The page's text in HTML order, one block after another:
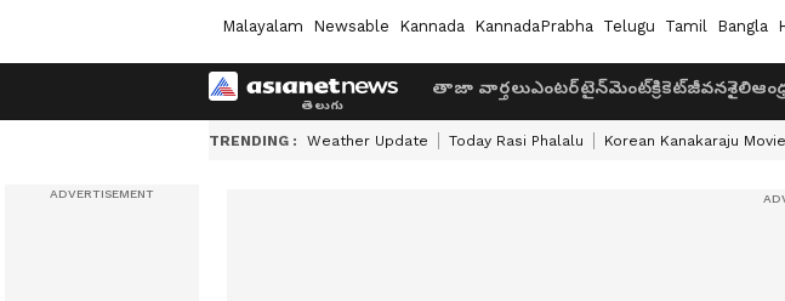
Malayalam Newsable Kannada KannadaPrabha Telugu Tamil Bangla
తాజా వార్తలుఎంటర్‌టైన్‌మెంట్క్రికెట్జీవనశైలి
TRENDING : Weather Update Today Rasi Phalalu Korean Kanakaraju